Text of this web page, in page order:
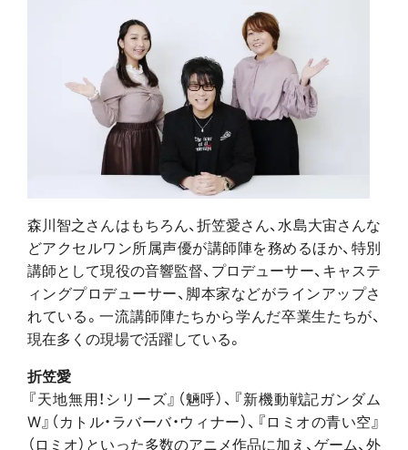
森川智之さんはもちろん、折笠愛さん、水島大宙さんな
どアクセルワン所属声優が講師陣を務めるほか、特別
講師として現役の音響監督、プロデューサー、キャステ
ィングプロデューサー、脚本家などがラインアップさ
れている。一流講師陣たちから学んだ卒業生たちが、
現在多くの現場で活躍している。
折笠愛
『天地無用！シリーズ』（魎呼）、『新機動戦記ガンダム
W』（カトル・ラバーバ・ウィナー）、『ロミオの青い空』
（ロミオ）といった多数のアニメ作品に加え、ゲーム、外